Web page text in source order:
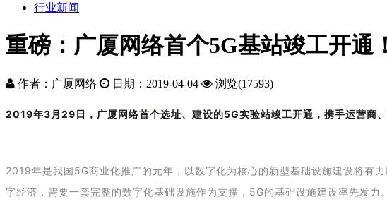
行业新闻
重磅：广厦网络首个5G基站竣工开通！
作者：广厦网络 日期：2019-04-04 浏览(17593)
2019年3月29日，广厦网络首个选址、建设的5G实验站竣工开通，携手运营商
2019年是我国5G商业化推广的元年，以数字化为核心的新型基础设施建设将有
字经济，需要一套完整的数字化基础设施作为支撑，5G的基础设施建设率先发力。